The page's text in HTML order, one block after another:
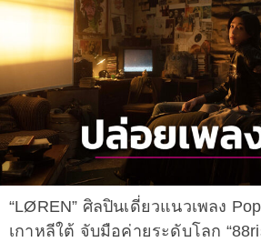
“LØREN” ศิลปินเดี่ยวแนวเพลง
เกาหลีใต้ จับมือค่ายระดับโลก